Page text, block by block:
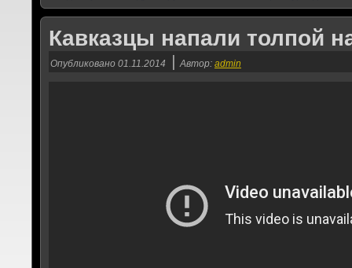
Кавказцы напали толпой
Опубликовано 01.11.2014 Автор: admin